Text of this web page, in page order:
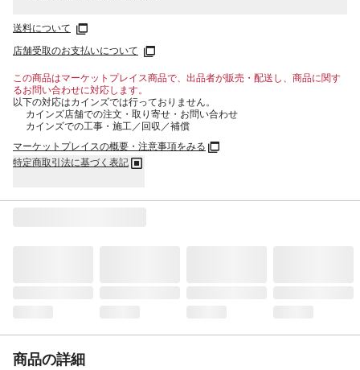
送料について
店舗受取のお支払いについて
この商品はマーケットプレイス商品で、出品者が販売・配送し、商品に関す
るお問い合わせに対応します。
以下の対応はカインズでは行っておりません。
カインズ店舗での注文・取り寄せ・お問い合わせ
カインズでの工事・施工／回収／補償
マーケットプレイスの概要・注意事項をみる
特定商取引法に基づく表記
商品の詳細